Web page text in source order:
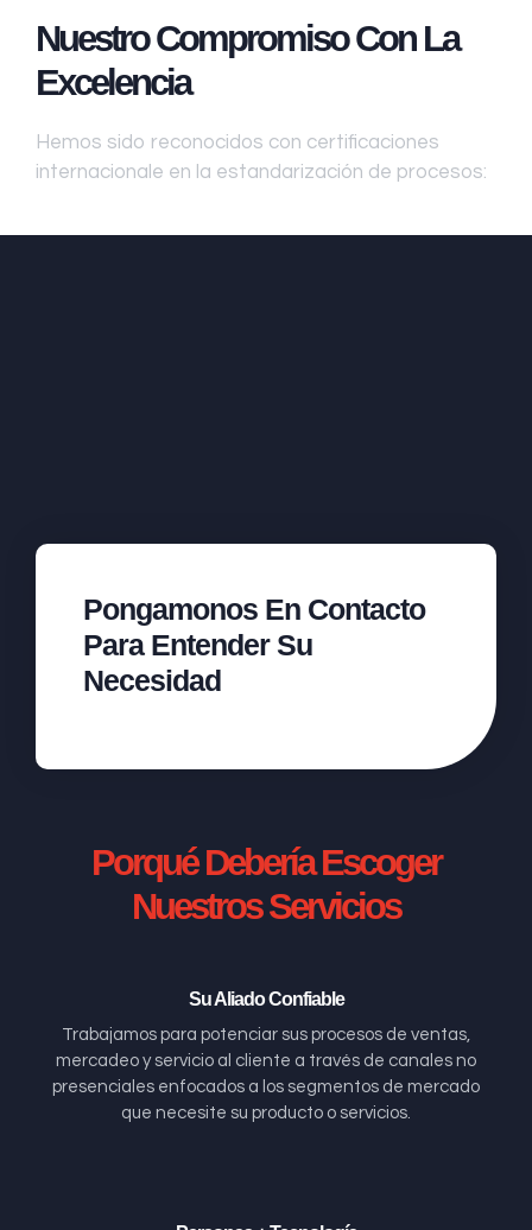
Nuestro Compromiso Con La
Excelencia
Hemos sido reconocidos con certificaciones
internacionale en la estandarización de procesos:
Pongamonos En Contacto
Para Entender Su
Necesidad
Porqué Debería Escoger
Nuestros Servicios
Su Aliado Confiable
Trabajamos para potenciar sus procesos de ventas,
mercadeo y servicio al cliente a través de canales no
presenciales enfocados a los segmentos de mercado
que necesite su producto o servicios.